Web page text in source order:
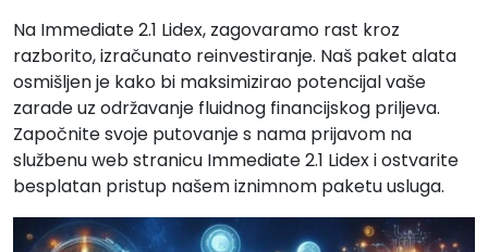
Na Immediate 2.1 Lidex, zagovaramo rast kroz
razborito, izračunato reinvestiranje. Naš paket alata
osmišljen je kako bi maksimizirao potencijal vaše
zarade uz održavanje fluidnog financijskog priljeva.
Započnite svoje putovanje s nama prijavom na
službenu web stranicu Immediate 2.1 Lidex i ostvarite
besplatan pristup našem iznimnom paketu usluga.